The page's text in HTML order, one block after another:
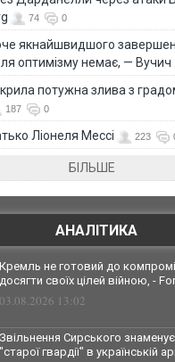
74 0
якнайшвидшого
оптимізму немає, — Вучич
потужна злива з
187 0
Ліонеля Мессі 223
БІЛЬШЕ
АНАЛІТИКА
Кремль не готовий до
досягти своїх цілей війною, -
03.08.2026 13:02
Звільнення Сирського знаменує
"старої гвардії" в українській